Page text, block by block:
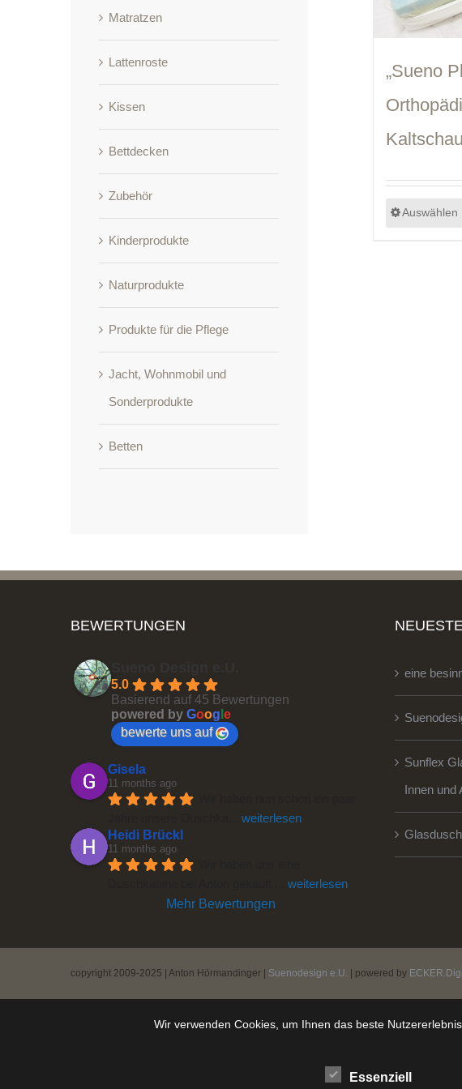
„Sueno
Auswählen
Matratzen
Lattenroste
Kissen
Bettdecken
Zubehör
Kinderprodukte
Naturprodukte
Produkte für die Pflege
Jacht, Wohnmobil und
Sonderprodukte
Betten
BEWERTUNGEN
5.0
Basierend auf 45 Bewertungen
powered by Goog e
bewerte uns auf
Gisela
11 months ago
weiterlesen
Heidi Brückl
11 months ago
weiterlesen
Mehr Bewertungen
eine
Sunflex
Innen und
copyright 2009-2025 | Anton Hörmandinger | Suenodesign e.U. | powered by
Wir verwenden Cookies, um Ihnen das beste
Essenziell